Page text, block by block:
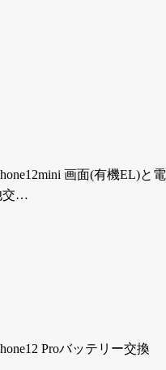
画面(有機EL)と電
交…
Proバッテリー交換